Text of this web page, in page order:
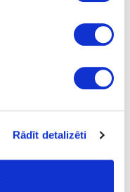
Rādīt detalizēti